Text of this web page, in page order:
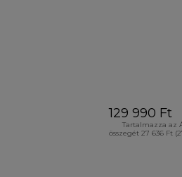
129 990 Ft
Tartalmazza az
összegét 27 636 Ft